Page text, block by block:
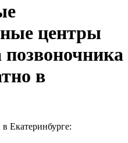
центры
позвоночника
в
Екатеринбурге: